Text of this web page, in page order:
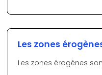
Les zones
Les zones érogènes